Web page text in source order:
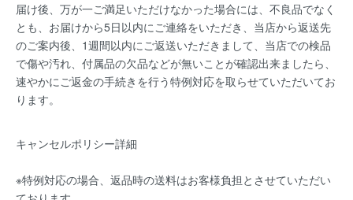
届け後、万が一ご満足いただけなかった場合には、不良品でなく
とも、お届けから5日以内にご連絡をいただき、当店から返送先
のご案内後、1週間以内にご返送いただきまして、当店での検品
で傷や汚れ、付属品の欠品などが無いことが確認出来ましたら、
速やかにご返金の手続きを行う特例対応を取らせていただいてお
ります。
キャンセルポリシー詳細
※特例対応の場合、返品時の送料はお客様負担とさせていただい